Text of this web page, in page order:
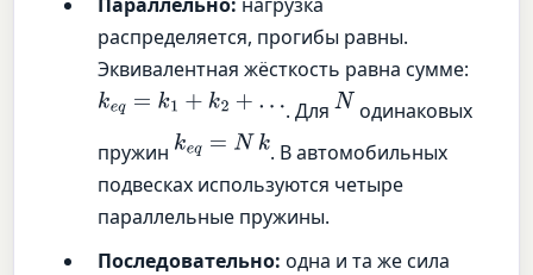
распределяется, прогибы равны.
Эквивалентная жёсткость равна сумме:
keq =k 1+k 2+ … . Для N одинаковых
пружин keq =N k
. В автомобильных
подвесках используются четыре
параллельные пружины.
Последовательно: одна и та же сила